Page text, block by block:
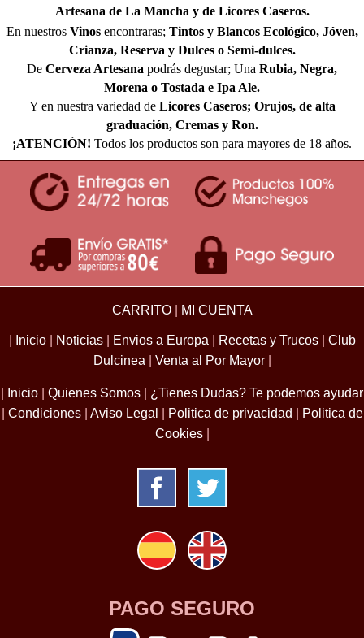
Artesana de La Mancha y de Licores Caseros.
En nuestros Vinosencontraras; Tintos y Blancos Ecológico, Jóven,
Crianza, Reserva y Dulces o Semi-dulces.
De Cerveza Artesana podrás degustar; Una Rubia, Negra,
Morena o Tostada e Ipa Ale.
Y en nuestra variedad de Licores Caseros; Orujos, de alta
graduación, Cremas y Ron.
¡ATENCIÓN! Todos los productos son para mayores de 18 años.
CARRITO| MI CUENTA
Inicio Noticias Envios a Europa Recetas y Trucos
Club
Dulcinea
Venta al Por Mayor
Inicio Quienes Somos
¿Tienes Dudas? Te podemos ayudar
Condiciones Aviso Legal Politica de privacidad
Politica de
Cookies
PAGO SEGURO